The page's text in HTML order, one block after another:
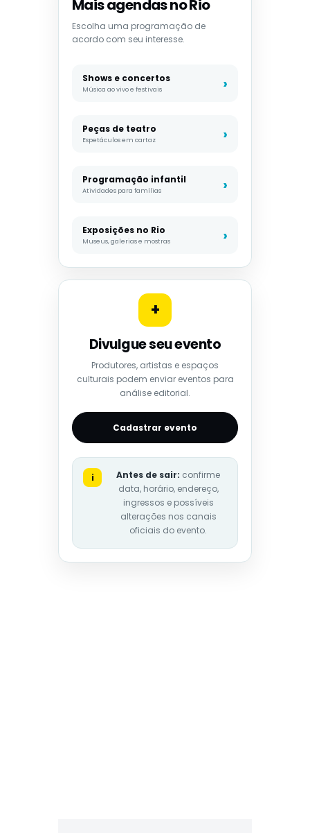
Mais agendas no Rio
Escolha uma programação de
acordo com seu interesse.
Shows e concertos
Música ao vivo e festivais
Peças de teatro
Espetáculos em cartaz
Programação infantil
Atividades para famílias
Exposições no Rio
Museus, galerias e mostras
+
Divulgue seu evento
Produtores, artistas e espaços
culturais podem enviar eventos para
análise editorial.
Cadastrar evento
i Antes de sair: confirme
data, horário, endereço,
ingressos e possíveis
alterações nos canais
oficiais do evento.